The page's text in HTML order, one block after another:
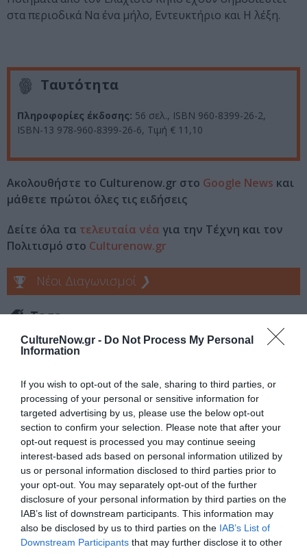
CultureNow.gr - Do Not Process My Personal
Information
If you wish to opt-out of the sale, sharing to third parties, or
processing of your personal or sensitive information for
targeted advertising by us, please use the below opt-out
section to confirm your selection. Please note that after your
opt-out request is processed you may continue seeing
interest-based ads based on personal information utilized by
us or personal information disclosed to third parties prior to
your opt-out. You may separately opt-out of the further
disclosure of your personal information by third parties on the
IAB’s list of downstream participants. This information may
also be disclosed by us to third parties on the IAB’s List of
Downstream Participants that may further disclose it to other
στα περιοδικά Να ένα μήλο, Εντευκτήριο και Η λέξη.
Ταυτότητα
Πληροφορίες έκδοσης: 56 σελ., ISBN 960-8399-26-2,
ISBN-13 978-960-8399-26-6, Τιμή € 11,10
Ακολουθήστε το Culturenow.gr στο Google News και
μάθετε πρώτοι όλες τις ειδήσεις
Δείτε όλα τα τελευταία νέα για την Τέχνη και τον
Πολιτισμό στο Culturenow.gr
Νέοι Διαγωνισμοί ❯
Tags
ΕΚΔΟΣΕΙΣ ΙΚΑΡΟΣ
Newsletter
Κάθε βδομάδα στο e-mail σας τα τελευταία νέα για
την Τέχνη και τον Πολιτισμό!
Ακολουθήστε το Culturenow.gr